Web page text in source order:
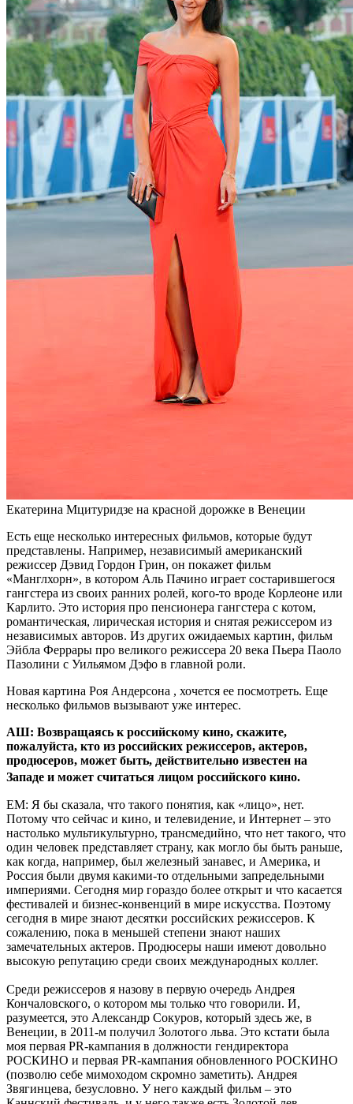
Екатерина Мцитуридзе на красной дорожке в Венеции
Есть еще несколько интересных фильмов, которые будут
представлены. Например, независимый американский
режиссер Дэвид Гордон Грин, он покажет фильм
«Манглхорн», в котором Аль Пачино играет состарившегося
гангстера из своих ранних ролей, кого-то вроде Корлеоне или
Карлито. Это история про пенсионера гангстера с котом,
романтическая, лирическая история и снятая режиссером из
независимых авторов. Из других ожидаемых картин, фильм
Эйбла Феррары про великого режиссера 20 века Пьера Паоло
Пазолини с Уильямом Дэфо в главной роли.
Новая картина Роя Андерсона , хочется ее посмотреть. Еще
несколько фильмов вызывают уже интерес.
АШ: Возвращаясь к российскому кино, скажите,
пожалуйста, кто из российских режиссеров, актеров,
продюсеров, может быть, действительно известен на
Западе и может считаться лицом российского кино.
ЕМ: Я бы сказала, что такого понятия, как «лицо», нет.
Потому что сейчас и кино, и телевидение, и Интернет – это
настолько мультикультурно, трансмедийно, что нет такого, что
один человек представляет страну, как могло бы быть раньше,
как когда, например, был железный занавес, и Америка, и
Россия были двумя какими-то отдельными запредельными
империями. Сегодня мир гораздо более открыт и что касается
фестивалей и бизнес-конвенций в мире искусства. Поэтому
сегодня в мире знают десятки российских режиссеров. К
сожалению, пока в меньшей степени знают наших
замечательных актеров. Продюсеры наши имеют довольно
высокую репутацию среди своих международных коллег.
Среди режиссеров я назову в первую очередь Андрея
Кончаловского, о котором мы только что говорили. И,
разумеется, это Александр Сокуров, который здесь же, в
Венеции, в 2011-м получил Золотого льва. Это кстати была
моя первая PR-кампания в должности гендиректора
РОСКИНО и первая PR-кампания обновленного РОСКИНО
(позволю себе мимоходом скромно заметить). Андрея
Звягинцева, безусловно. У него каждый фильм – это